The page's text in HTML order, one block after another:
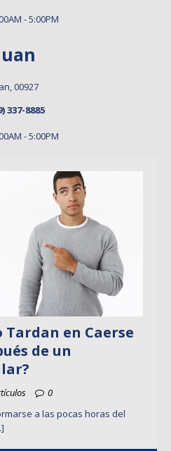
- 5:00PM
00927
337-8885
- 5:00PM
Tardan en Caerse
de un
0
a las pocas horas del